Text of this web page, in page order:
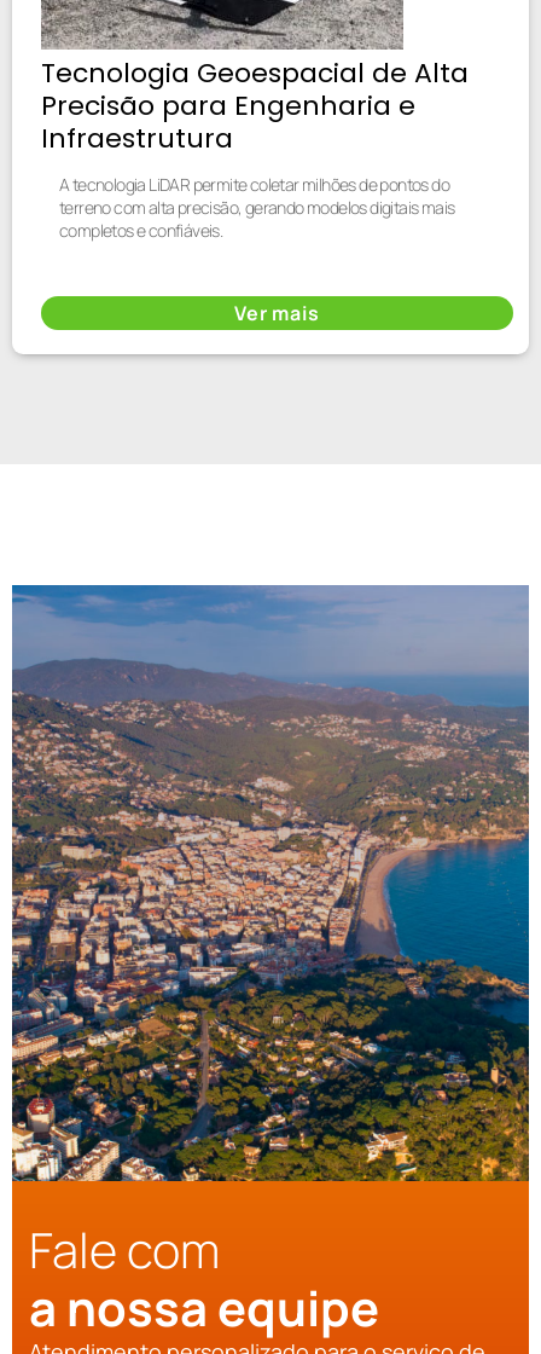
Tecnologia Geoespacial de Alta
Precisão para Engenharia e
Infraestrutura
A tecnologia LiDAR permite coletar milhões de pontos do
terreno com alta precisão, gerando modelos digitais mais
completos e confiáveis.
Ver mais
Fale com
a nossa equipe